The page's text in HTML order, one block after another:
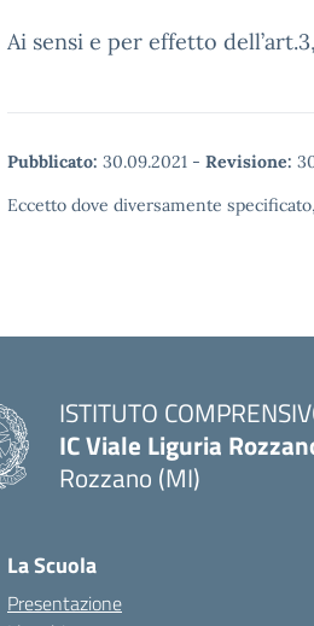
Ai sensi e per effetto
Pubblicato: 30.09.2021 - Revisione:
Eccetto dove diversamente
ISTITUTO
IC Viale Liguria
Rozzano (MI)
La Scuola
Presentazione